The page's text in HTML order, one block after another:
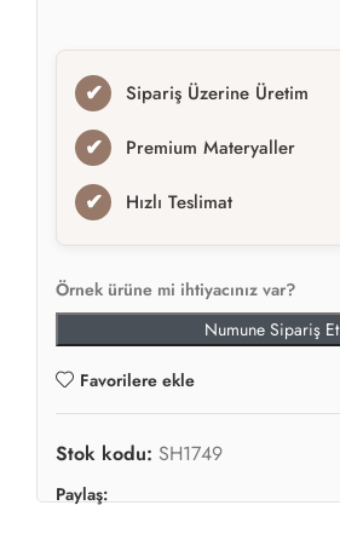
✔ Sipariş Üzerine Üretim
✔ Premium Materyaller
✔ Hızlı Teslimat
Örnek ürüne mi ihtiyacınız var?
Numune Sipariş Et
Favorilere ekle
Stok kodu: SH1749
Paylaş: